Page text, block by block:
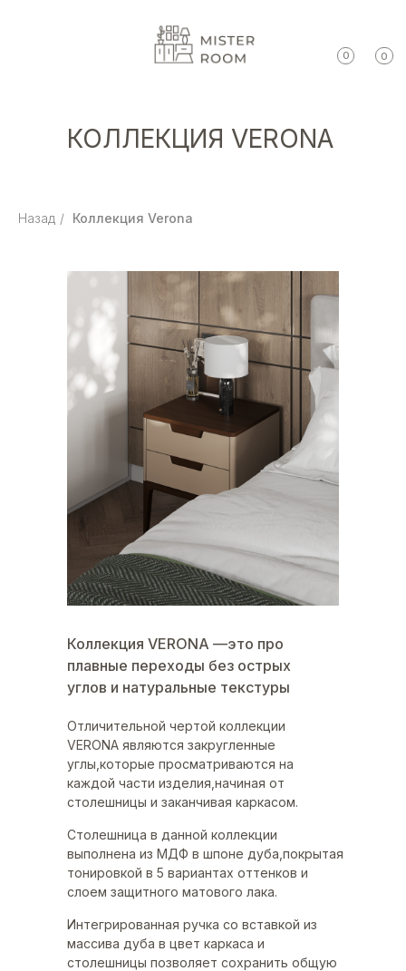
0
КОЛЛЕКЦИЯ VERONA
Назад / Коллекция Verona
Столешница в данной коллекции
выполнена из МДФ в шпоне дуба,покрытая
тонировкой в 5 вариантах оттенков и
слоем защитного матового лака.
Коллекция VERONA —это про
плавные переходы без острых
углов и натуральные текстуры
Отличительной чертой коллекции
VERONA являются закругленные
углы,которые просматриваются на
каждой части изделия,начиная от
столешницы и заканчивая каркасом.
Интегрированная ручка со вставкой из
массива дуба в цвет каркаса и
столешницы позволяет сохранить общую